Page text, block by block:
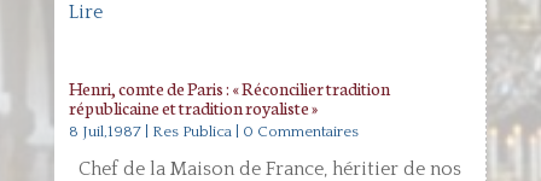
Lire
Henri, comte de Paris : « Réconcilier tradition
républicaine et tradition royaliste »
8 Juil,1987| Res Publica| 0 Commentaires
Chef de la Maison de France, héritier de nos